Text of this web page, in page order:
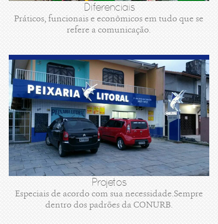
Diferenciais
Práticos, funcionais e econômicos em tudo que se
refere a comunicação.
Projetos
Especiais de acordo com sua necessidade.Sempre
dentro dos padrões da CONURB.